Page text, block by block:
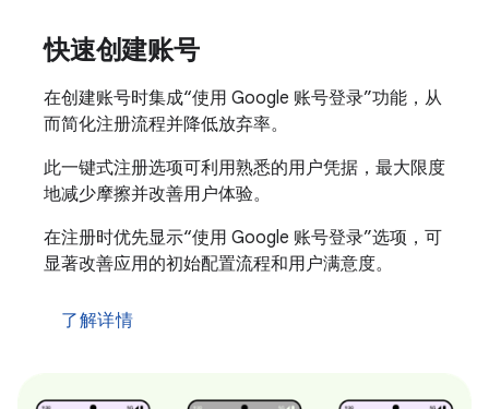
快速创建账号
在创建账号时集成“使用 Google 账号登录”功能，从
而简化注册流程并降低放弃率。
此一键式注册选项可利用熟悉的用户凭据，最大限度
地减少摩擦并改善用户体验。
在注册时优先显示“使用 Google 账号登录”选项，可
显著改善应用的初始配置流程和用户满意度。
了解详情